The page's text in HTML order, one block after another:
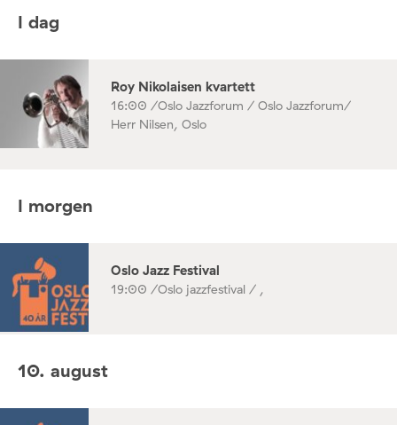
I dag
Roy Nikolaisen kvartett
16:00 /Oslo Jazzforum / Oslo Jazzforum/
Herr Nilsen, Oslo
I morgen
Oslo Jazz Festival
19:00 /Oslo jazzfestival / ,
10. august